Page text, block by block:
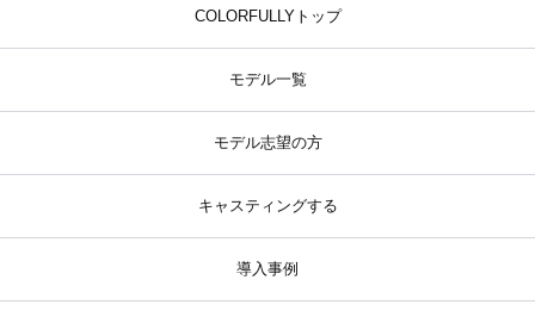
COLORFULLYトップ
モデル一覧
モデル志望の方
キャスティングする
導入事例